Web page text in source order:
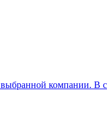
выбранной компании.